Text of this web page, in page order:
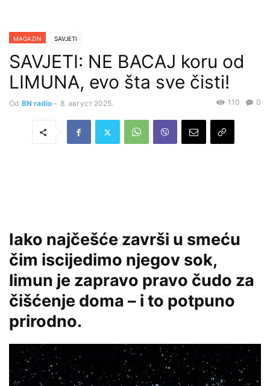
MAGAZIN SAVJETI
SAVJETI: NE BACAJ koru od
LIMUNA, evo šta sve čisti!
Od BN radio - 8. август 2025. 0
110
Iako najčešće završi u smeću
čim iscijedimo njegov sok,
limun je zapravo pravo čudo za
čišćenje doma – i to potpuno
prirodno.